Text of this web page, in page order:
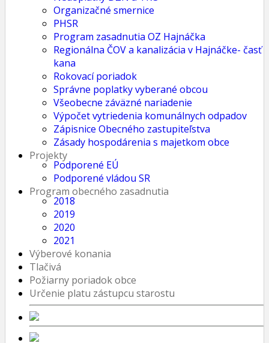
Organizačné smernice
PHSR
Program zasadnutia OZ Hajnáčka
Regionálna ČOV a kanalizácia v Hajnáčke- časť
kana
Rokovací poriadok
Správne poplatky vyberané obcou
Všeobecne záväzné nariadenie
Výpočet vytriedenia komunálnych odpadov
Zápisnice Obecného zastupiteľstva
Zásady hospodárenia s majetkom obce
Projekty
Podporené EÚ
Podporené vládou SR
Program obecného zasadnutia
2018
2019
2020
2021
Výberové konania
Tlačivá
Požiarny poriadok obce
Určenie platu zástupcu starostu